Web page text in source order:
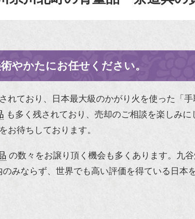
やかたにお任せください。
れており、日本最大級のかがり火を使った「
も多く残されており、売却のご相談を楽しみ
お待ちしております。
の数々をお譲り頂く機会も多くあります。九
みならず、世界でも高い評価を得ている日本